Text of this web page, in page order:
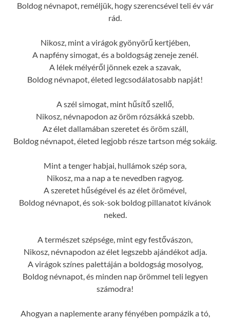
Boldog névnapot, reméljük, hogy szerencsével teli év vár
rád.
Nikosz, mint a virágok gyönyörű kertjében,
A napfény simogat, és a boldogság zeneje zenél.
A lélek mélyéről jönnek ezek a szavak,
Boldog névnapot, életed legcsodálatosabb napját!
A szél simogat, mint hűsítő szellő,
Nikosz, névnapodon az öröm rózsákká szebb.
Az élet dallamában szeretet és öröm száll,
Boldog névnapot, életed legjobb része tartson még sokáig.
Mint a tenger habjai, hullámok szép sora,
Nikosz, ma a nap a te nevedben ragyog.
A szeretet hűségével és az élet örömével,
Boldog névnapot, és sok-sok boldog pillanatot kívánok
neked.
A természet szépsége, mint egy festővászon,
Nikosz, névnapodon az élet legszebb ajándékot adja.
A virágok színes palettáján a boldogság mosolyog,
Boldog névnapot, és minden nap örömmel teli legyen
számodra!
Ahogyan a naplemente arany fényében pompázik a tó,